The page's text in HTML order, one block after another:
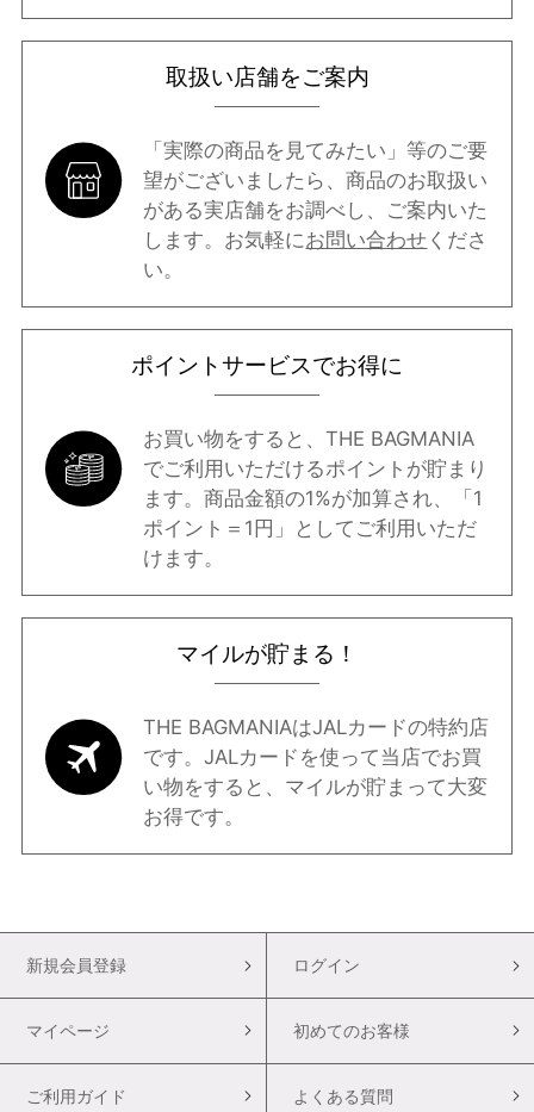
取扱い店舗をご案内
「実際の商品を見てみたい」等のご要
望がございましたら、商品のお取扱い
がある実店舗をお調べし、ご案内いた
します。お気軽にお問い合わせ くださ
い。
ポイントサービスでお得に
お買い物をすると、THE BAGMANIA
でご利用いただけるポイントが貯まり
ます。商品金額の1%が加算され、「1
ポイント＝1円」としてご利用いただ
けます。
マイルが貯まる！
THE BAGMANIAはJALカードの特約店
です。JALカードを使って当店でお買
い物をすると、マイルが貯まって大変
お得です。
新規会員登録 ログイン
マイページ 初めてのお客様
ご利用ガイド よくある質問